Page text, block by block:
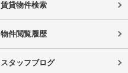
賃貸物件検索
物件閲覧履歴
スタッフブログ